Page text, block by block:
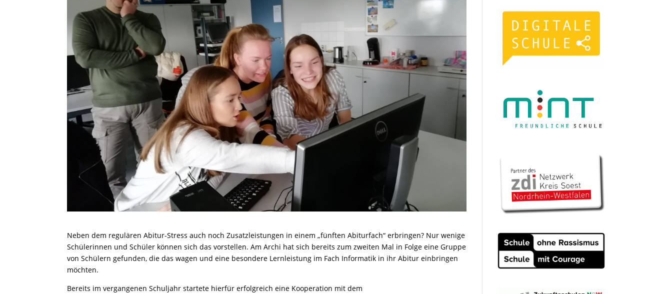
Neben dem regulären Abitur-Stress auch noch Zusatzleistungen in einem „fünften Abiturfach“ erbringen? Nur wenige
Schülerinnen und Schüler können sich das vorstellen. Am Archi hat sich bereits zum zweiten Mal in Folge eine Gruppe
von Schülern gefunden, die das wagen und eine besondere Lernleistung im Fach Informatik in ihr Abitur einbringen
möchten.
Bereits im vergangenen Schuljahr startete hierfür erfolgreich eine Kooperation mit dem